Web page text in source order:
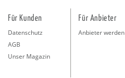
Für Kunden
Datenschutz
AGB
Unser Magazin
Für Anbieter
Anbieter werden